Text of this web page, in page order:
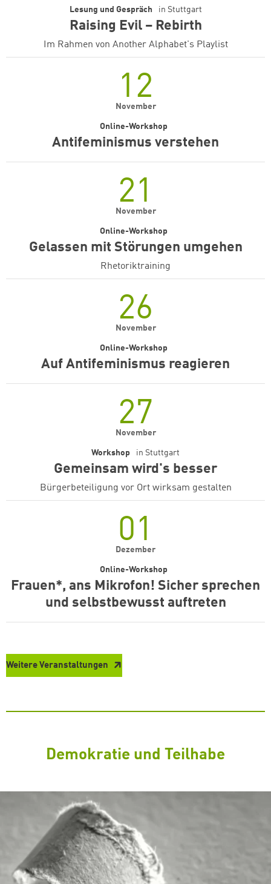
Raising Evil – Rebirth
Lesung und Gespräch in Stuttgart
Im Rahmen von Another Alphabet's Playlist
12
November
Antifeminismus verstehen
Online-Workshop
21
November
Gelassen mit Störungen umgehen
Online-Workshop
Rhetoriktraining
26
November
Auf Antifeminismus reagieren
Online-Workshop
27
November
Gemeinsam wird's besser
Workshop in Stuttgart
Bürgerbeteiligung vor Ort wirksam gestalten
01
Dezember
Frauen*, ans Mikrofon! Sicher sprechen
und selbstbewusst auftreten
Online-Workshop
Weitere Veranstaltungen
Demokratie und Teilhabe